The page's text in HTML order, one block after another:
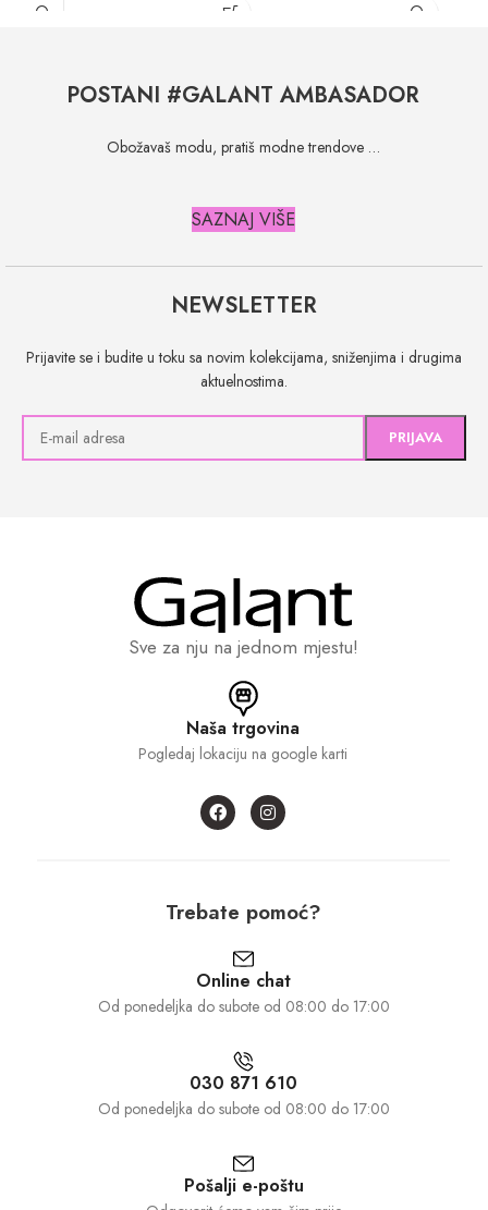
POSTANI #GALANT AMBASADOR
Obožavaš modu, pratiš modne trendove …
SAZNAJ VIŠE
NEWSLETTER
Prijavite se i budite u toku sa novim kolekcijama, sniženjima i drugima
aktuelnostima.
Sve za nju na jednom mjestu!
Naša trgovina
Pogledaj lokaciju na google karti
Trebate pomoć?
Online chat
Od ponedeljka do subote od 08:00 do 17:00
030 871 610
Od ponedeljka do subote od 08:00 do 17:00
Pošalji e-poštu